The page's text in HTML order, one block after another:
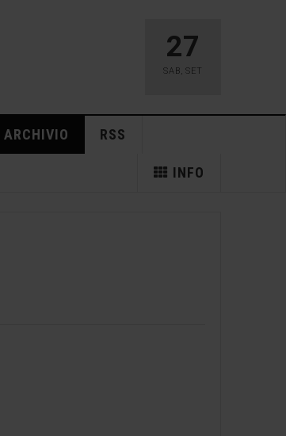
27
SAB, SET
ARCHIVIO RSS
INFO